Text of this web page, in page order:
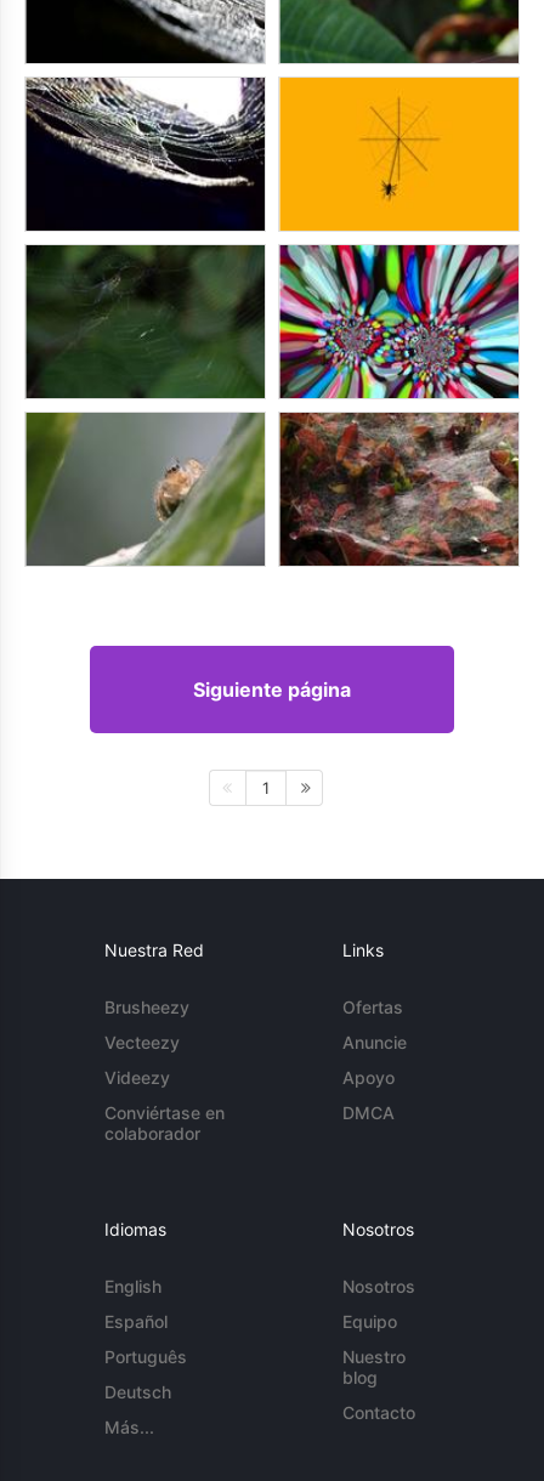
Siguiente página
1
Nuestra Red
Brusheezy
Vecteezy
Videezy
Conviértase en
colaborador
Links
Ofertas
Anuncie
Apoyo
DMCA
Idiomas
English
Español
Português
Deutsch
Más...
Nosotros
Nosotros
Equipo
Nuestro
blog
Contacto